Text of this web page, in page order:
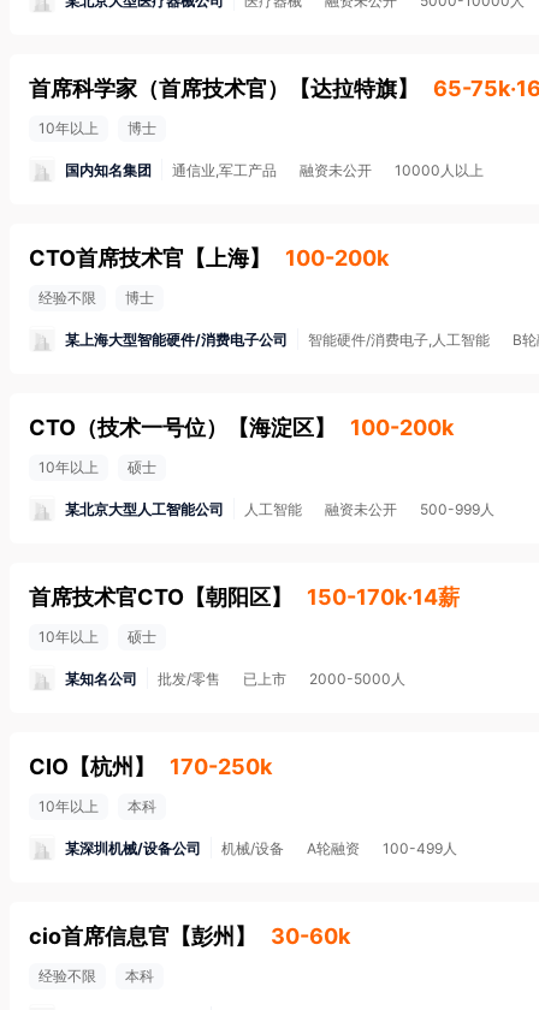
首席科学家（首席技术官） 【达拉特旗】 65-
10年以上 博士
国内知名集团 通信业,军工产品 融资未公开 10000人以上
CTO首席技术官 【 上海】 100-200k
经验不限 博士
某上海大型智能硬件/消费电子公司 智能硬件/消费电子,人工智能 B
CTO（技术一号位） 【海淀区】 100-200k
10年以上 硕士
某北京大型人工智能公司 人工智能 融资未公开 500-999人
首席技术官CTO 【朝阳区】 150-170k·14薪
10年以上 硕士
某知名公司 批发/零售 已上市 2000-5000人
CIO 【杭州 】 170-250k
10年以上 本科
某深圳机械/设备公司 机械/设备 A轮融资 100-499人
cio首席信息官 【彭州 】 30-60k
经验不限 本科